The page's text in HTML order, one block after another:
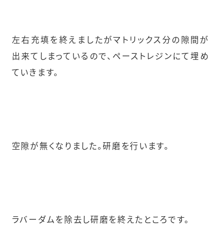
左右充填を終えましたがマトリックス分の隙間が
出来てしまっているので、ペーストレジンにて埋め
ていきます。
空隙が無くなりました。研磨を行います。
ラバーダムを除去し研磨を終えたところです。